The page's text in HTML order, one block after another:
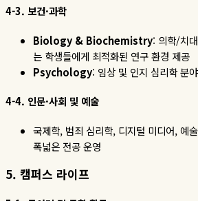
4-3. 보건·과학
Biology & Biochemistry: 의학/치대
는 학생들에게 최적화된 연구환경 제공
Psychology: 임상 및 인지 심리학 분
4-4. 인문·사회 및 예술
국제학, 범죄 심리학, 디지털 미디어, 예술
폭넓은 전공 운영
5. 캠퍼스 라이프